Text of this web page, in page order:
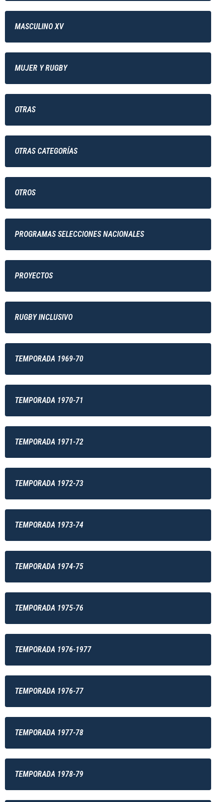
MASCULINO XV
MUJER Y RUGBY
OTRAS
OTRAS CATEGORÍAS
OTROS
PROGRAMAS SELECCIONES NACIONALES
PROYECTOS
RUGBY INCLUSIVO
TEMPORADA 1969-70
TEMPORADA 1970-71
TEMPORADA 1971-72
TEMPORADA 1972-73
TEMPORADA 1973-74
TEMPORADA 1974-75
TEMPORADA 1975-76
TEMPORADA 1976-1977
TEMPORADA 1976-77
TEMPORADA 1977-78
TEMPORADA 1978-79